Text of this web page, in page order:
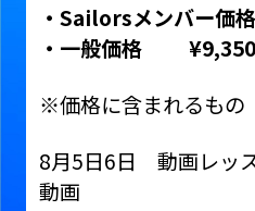
・ Sailorsメンバー価
・一般価格
※価格に含まれるもの
8月5日6日 動画レッ
動画